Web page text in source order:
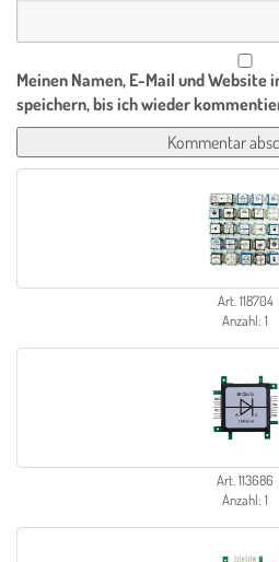
Meinen Namen, E-Mail und Website
speichern, bis ich wieder
Art. 118704
Anzahl: 1
Art. 113686
Anzahl: 1